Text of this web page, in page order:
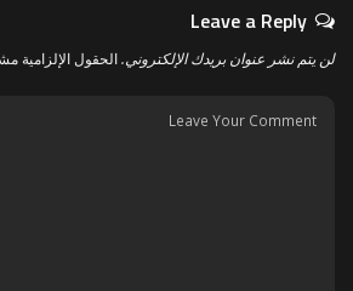
Leave a Reply
لن يتم نشر عنوان بريدك الإلكتروني.الحقول الإلزامية